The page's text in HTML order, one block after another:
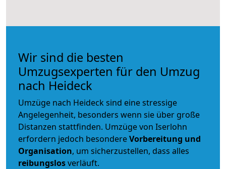
Wir sind die besten
Umzugsexperten für den Umzug
nach Heideck
Umzüge nach Heideck sind eine stressige
Angelegenheit, besonders wenn sie über große
Distanzen stattfinden. Umzüge von Iserlohn
erfordern jedoch besondereVorbereitung und
Organisation, um sicherzustellen, dass alles
reibungslosverläuft.